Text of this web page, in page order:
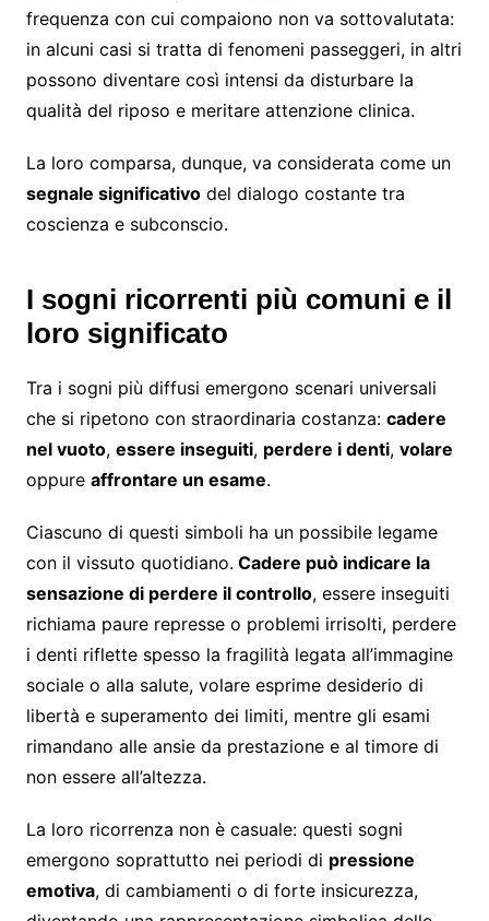
frequenza con cui compaiono non va sottovalutata:
in alcuni casi si tratta di fenomeni passeggeri, in altri
possono diventare così intensi da disturbare la
qualità del riposo e meritare attenzione clinica.
La loro comparsa, dunque, va considerata come un
segnale significativodel dialogo costante tra
coscienza e subconscio.
I sogni ricorrenti più comuni e il
loro significato
Tra i sogni più diffusi emergono scenari universali
che si ripetono con straordinaria costanza: cadere
nel vuoto, essere inseguiti, perdere i denti, volare
oppure affrontare un esame.
Ciascuno di questi simboli ha un possibile legame
con il vissuto quotidiano. Cadere può indicare la
sensazione di perdere il controllo, essere inseguiti
richiama paure represse o problemi irrisolti, perdere
i denti riflette spesso la fragilità legata all’immagine
sociale o alla salute, volare esprime desiderio di
libertà e superamento dei limiti, mentre gli esami
rimandano alle ansie da prestazione e al timore di
non essere all’altezza.
La loro ricorrenza non è casuale: questi sogni
emergono soprattutto nei periodi di pressione
emotiva, di cambiamenti o di forte insicurezza,